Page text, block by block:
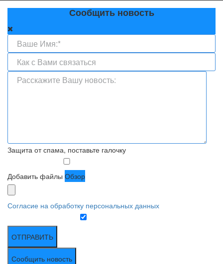
Сообщить новость
Защита от спама, поставьте галочку
Добавить файлы Обзор
Согласие на обработку персональных данных
ОТПРАВИТЬ
Сообщить новость